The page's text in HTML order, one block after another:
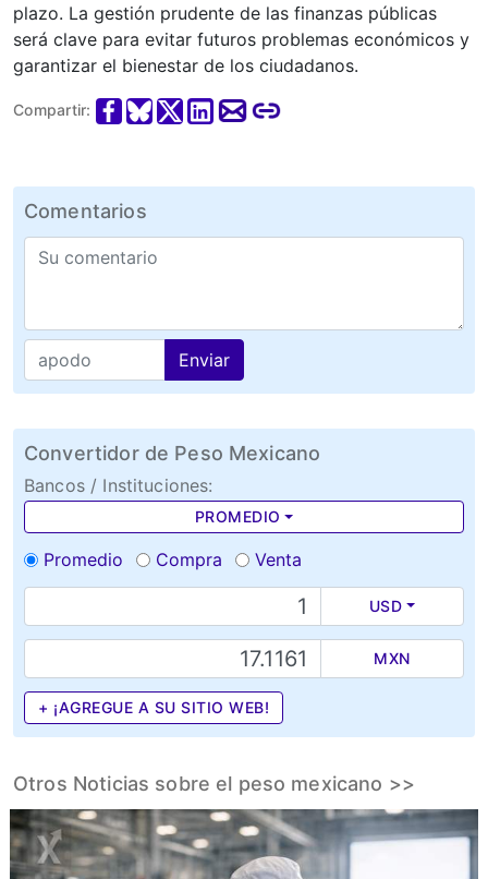
plazo. La gestión prudente de las finanzas públicas
será clave para evitar futuros problemas económicos y
garantizar el bienestar de los ciudadanos.
Compartir:
Comentarios
Enviar
Convertidor de Peso Mexicano
Bancos / Instituciones:
PROMEDIO
Promedio Compra Venta
USD
MXN
+ ¡AGREGUE A SU SITIO WEB!
Otros Noticias sobre el peso mexicano >>